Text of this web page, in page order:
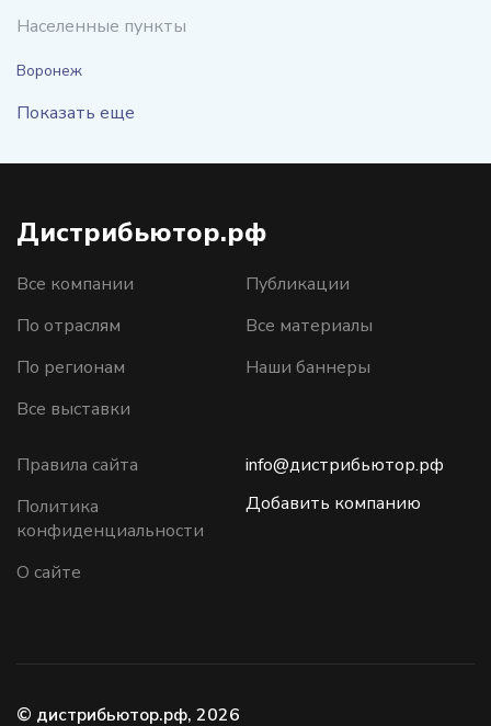
Населенные пункты
Воронеж
Показать еще
Дистрибьютор.рф
Все компании
По отраслям
По регионам
Все выставки
Публикации
Все материалы
Наши баннеры
Правила сайта
Политика
конфиденциальности
О сайте
info@дистрибьютор.рф
Добавить компанию
© дистрибьютор.рф, 2026